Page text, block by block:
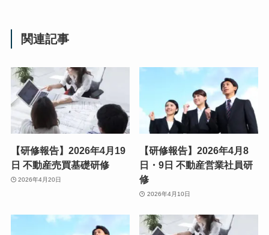
関連記事
【研修報告】2026年4月19
日 不動産売買基礎研修
2026年4月20日
【研修報告】2026年4月8
日・9日 不動産営業社員研
修
2026年4月10日